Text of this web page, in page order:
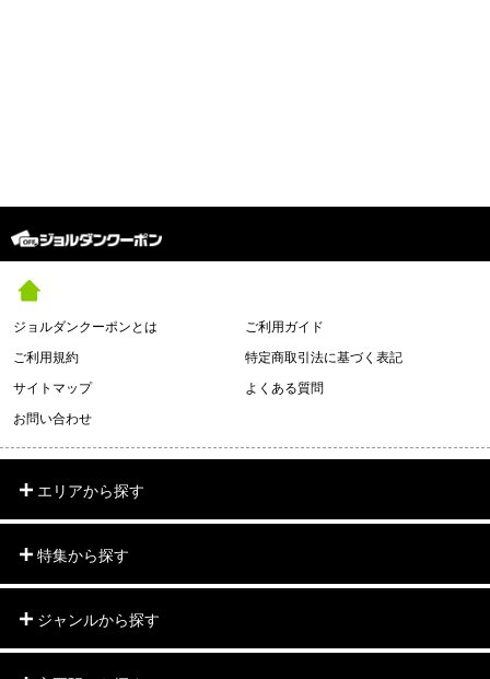
ジョルダンクーポンとは
ご利用ガイド
ご利用規約
特定商取引法に基づく表記
サイトマップ
よくある質問
お問い合わせ
エリアから探す
特集から探す
ジャンルから探す